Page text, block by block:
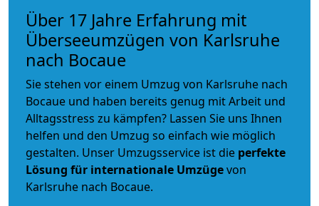
Über 17 Jahre Erfahrung mit
Überseeumzügen von Karlsruhe
nach Bocaue
Sie stehen vor einem Umzug von Karlsruhe nach
Bocaue und haben bereits genug mit Arbeit und
Alltagsstress zu kämpfen? Lassen Sie uns Ihnen
helfen und den Umzug so einfach wie möglich
gestalten. Unser Umzugsservice ist die perfekte
Lösung für internationale Umzügevon
Karlsruhe nach Bocaue.